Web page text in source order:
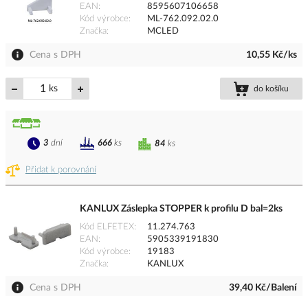
EAN
8595607106658
Kód výrobce
ML-762.092.02.0
Značka
MCLED
Cena s DPH 10,55 Kč/ks
ks do košíku
Přidat k porovnání
84 ks
3 dní 666 ks
KANLUX Záslepka STOPPER k profilu D bal=2ks
Kód ELFETEX
11.274.763
EAN
5905339191830
Kód výrobce
19183
Značka
KANLUX
Cena s DPH 39,40 Kč/Balení